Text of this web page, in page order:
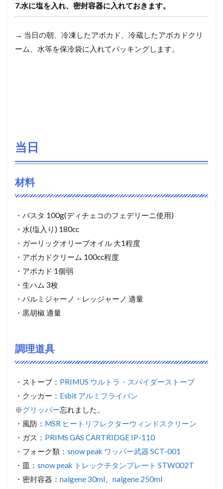
7.水に塩を入れ、密封容器に入れておきます。
→ 当日の朝、冷凍したアボカド、冷蔵したアボカドクリ
ーム、水等を保冷袋に入れてパッキングします。
当日
材料
・パスタ 100g(ディチェコのフェデリーニ使用)
・水(塩入り) 180cc
・ガーリックオリーブオイル 大1程度
・アボカドクリーム 100cc程度
・アボカド 1個弱
・生ハム 3枚
・パルミジャーノ・レッジャーノ 適量
・黒胡椒 適量
調理道具
・ストーブ： PRIMUS ウルトラ・スパイダーストーブ
・クッカー： Esbit アルミフライパン
※グリッパー忘れました。
・風防： MSR ヒートリフレクターウィンドスクリーン
・ガス： PRIMS GAS CARTRIDGE IP-110
・フォーク類： snow peak ワッパー武器 SCT-001
・皿： snow peak トレックチタンプレート STW002T
・密封容器： nalgene 30ml
nalgene 250ml